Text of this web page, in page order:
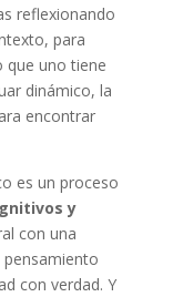
reflexionando
para
que uno tiene
dinámico, la
encontrar
es un proceso
y
con una
pensamiento
con verdad. Y